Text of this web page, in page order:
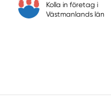
Kolla in företag i
Västmanlands län